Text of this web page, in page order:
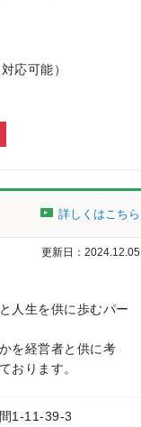
応可能）
詳しくはこちら
更新日：2024.12.05
人生を供に歩むパー
を経営者と供に考
おります。
1-11-39-3